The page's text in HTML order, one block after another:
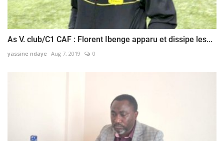
As V. club/C1 CAF : Florent Ibenge apparu et dissipe les...
yassine ndaye Aug 7, 2019 0